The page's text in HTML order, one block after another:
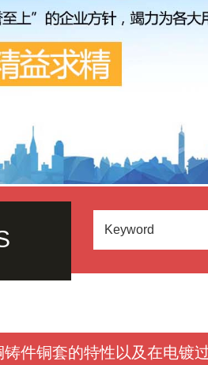
铸件铜套的特性以及在电镀